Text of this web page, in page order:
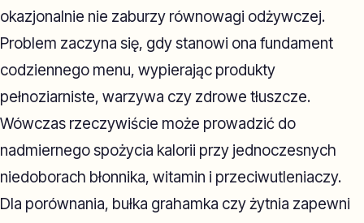
okazjonalnie nie zaburzy równowagi odżywczej.
Problem zaczyna się, gdy stanowi ona fundament
codziennego menu, wypierając produkty
pełnoziarniste, warzywa czy zdrowe tłuszcze.
Wówczas rzeczywiście może prowadzić do
nadmiernego spożycia kalorii przy jednoczesnych
niedoborach błonnika, witamin i przeciwutleniaczy.
Dla porównania, bułka grahamka czy żytnia zapewni